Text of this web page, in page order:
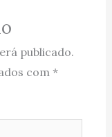
publicado.
com *